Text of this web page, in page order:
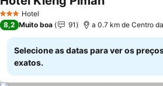
3 EstrelasHotel
Ver preços
8,2 Muito boa 91 a 0.7 km de Centro
Selecione as datas para ver os
exatos.